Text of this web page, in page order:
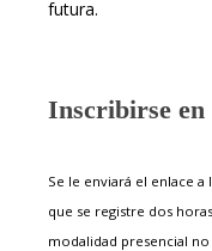
futura.
Inscribirse en
Se le enviará el enlace
que se registre dos
modalidad presencial